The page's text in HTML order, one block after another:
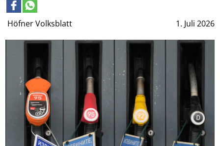
Höfner Volksblatt 1. Juli 2026